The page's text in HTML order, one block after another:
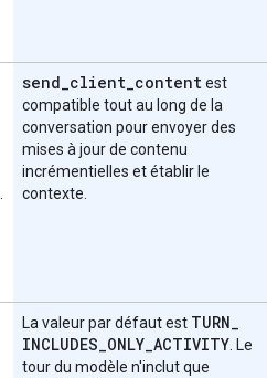
send_client_contentest
compatible tout au long de la
conversation pour envoyer des
mises à jour de contenu
incrémentielles et établir le
contexte.
La valeur par défaut est TURN_
INCLUDES_ONLY_ACTIVITY . Le
tour du modèle n'inclut que